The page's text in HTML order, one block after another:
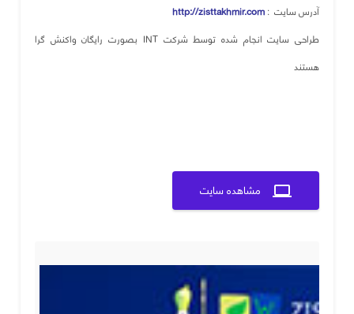
آدرس سایت :http://zisttakhmir.com
طراحی سایت انجام شده توسط شرکت INT بصورت رایگان واکنش گرا
هستند
computer مشاهده سایت